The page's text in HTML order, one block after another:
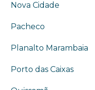
Nova Cidade
Pacheco
Planalto Marambaia
Porto das Caixas